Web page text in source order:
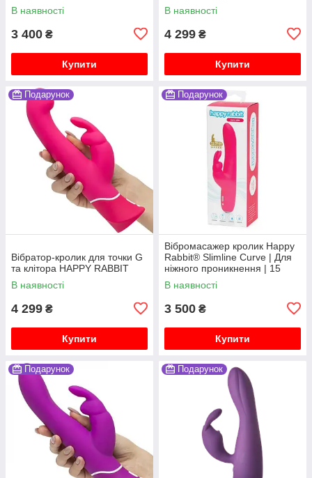
В наявності
3 400 ₴
Купити
В наявності
4 299 ₴
Купити
Подарунок
Вібратор-кролик для точки G
та клітора HAPPY RABBIT
В наявності
4 299 ₴
Купити
Подарунок
Вібромасажер кролик Happy
Rabbit® Slimline Curve | Для
ніжного проникнення | 15
режимів
В наявності
3 500 ₴
Купити
Подарунок Подарунок